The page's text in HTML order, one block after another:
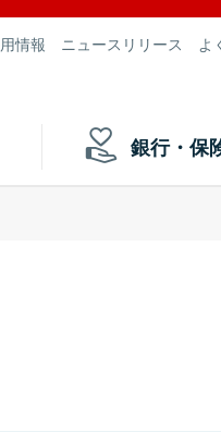
情報 ニュースリリース よ
銀行・保